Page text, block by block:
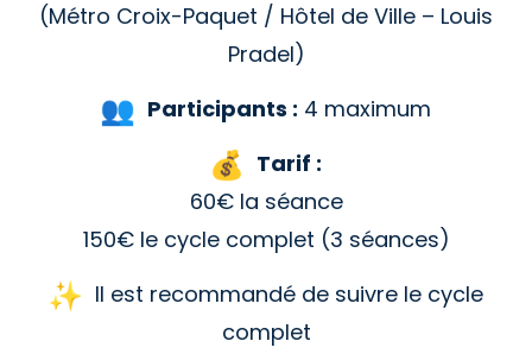
(Métro Croix-Paquet / Hôtel de Ville – Louis
Pradel)
Participants : 4 maximum
Tarif :
60€ la séance
150€ le cycle complet (3 séances)
Il est recommandé de suivre le cycle
complet